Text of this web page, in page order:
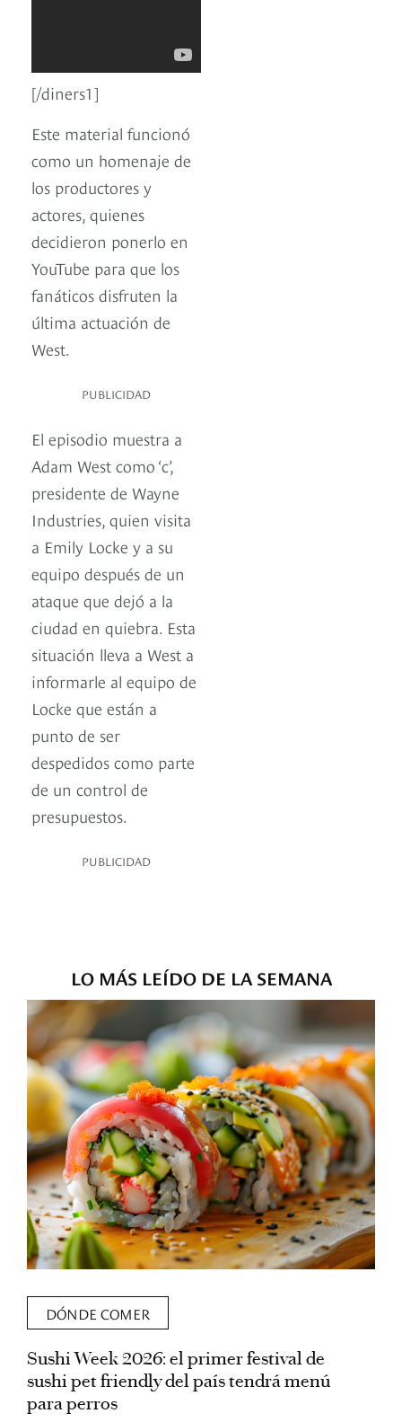
[/diners1]
Este material funcionó
como un homenaje de
los productores y
actores, quienes
decidieron ponerlo en
YouTube para que los
fanáticos disfruten la
última actuación de
West.
PUBLICIDAD
El episodio muestra a
Adam West como ‘c’,
presidente de Wayne
Industries, quien visita
a Emily Locke y a su
equipo después de un
ataque que dejó a la
ciudad en quiebra. Esta
situación lleva a West a
informarle al equipo de
Locke que están a
punto de ser
despedidos como parte
de un control de
presupuestos.
PUBLICIDAD
LO MÁS LEÍDO DE LA SEMANA
DÓNDE COMER
Sushi Week 2026: el primer festival de
sushi pet friendly del país tendrá menú
para perros